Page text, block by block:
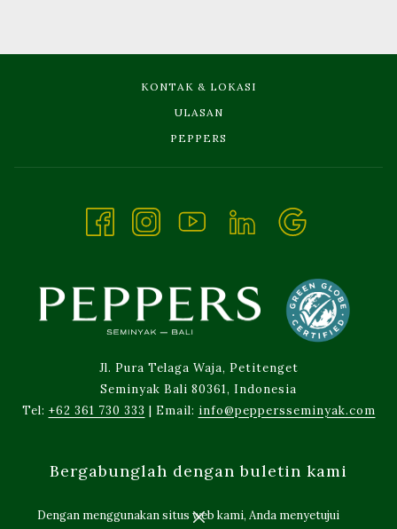
Dengan menggunakan situs web kami, Anda menyetujui
KONTAK & LOKASI
ULASAN
PEPPERS
TAB
Jl. Pura Telaga Waja, Petitenget
Seminyak Bali 80361, Indonesia
Tel: +62 361 730 333 | Email: info@peppersseminyak.com
Bergabunglah dengan buletin kami